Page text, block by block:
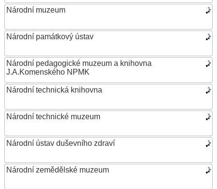
Národní muzeum
Národní památkový ústav
Národní pedagogické muzeum a knihovna
J.A.Komenského NPMK
Národní technická knihovna
Národní technické muzeum
Národní ústav duševního zdraví
Národní zemědělské muzeum